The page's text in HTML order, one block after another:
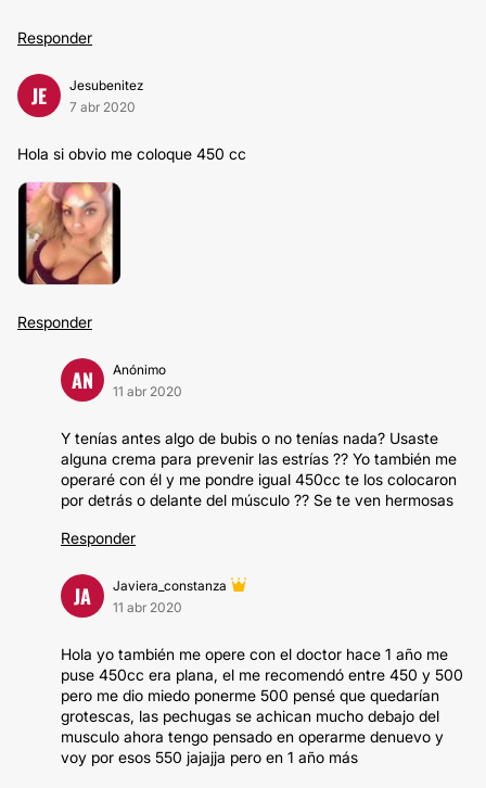
Responder
JE
Jesubenitez
7 abr 2020
Hola si obvio me coloque 450 cc
Responder
AN
Anónimo
11 abr 2020
Y tenías antes algo de bubis o no tenías nada? Usaste
alguna crema para prevenir las estrías ?? Yo también me
operaré con él y me pondre igual 450cc te los colocaron
por detrás o delante del músculo ?? Se te ven hermosas
Responder
JA
Javiera_constanza
11 abr 2020
Hola yo también me opere con el doctor hace 1 año me
puse 450cc era plana, el me recomendó entre 450 y 500
pero me dio miedo ponerme 500 pensé que quedarían
grotescas, las pechugas se achican mucho debajo del
musculo ahora tengo pensado en operarme denuevo y
voy por esos 550 jajajja pero en 1 año más